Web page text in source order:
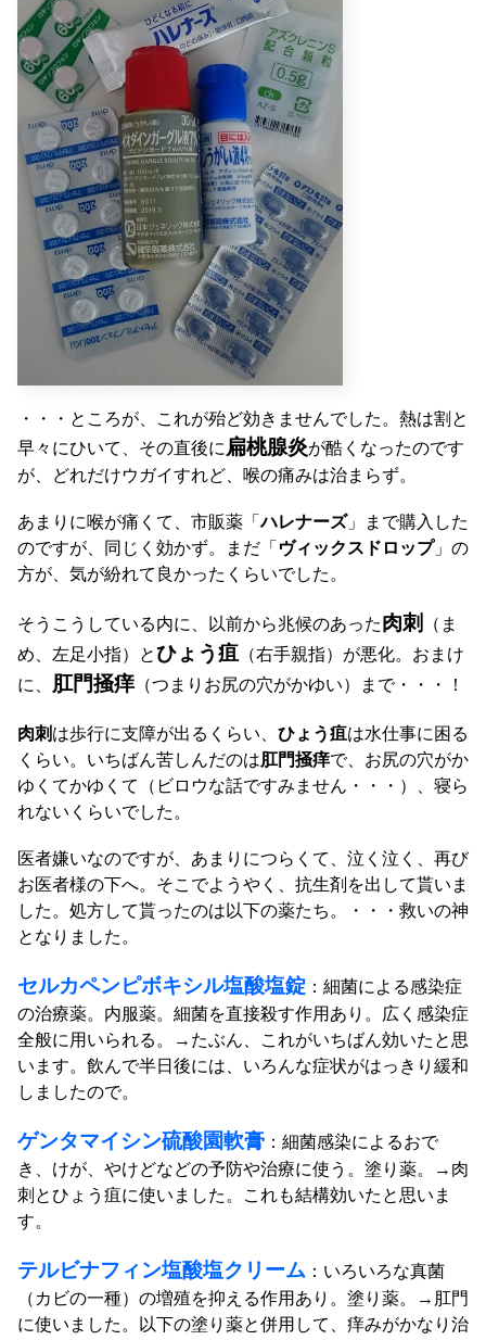
・・・ところが、これが殆ど効きませんでした。熱は割と
早々にひいて、その直後に 扁桃腺炎が酷くなったのです
が、どれだけウガイすれど、喉の痛みは治まらず。
あまりに喉が痛くて、市販薬「ハレナーズ」まで購入した
のですが、同じく効かず。まだ「 ヴィックスドロップ」の
方が、気が紛れて良かったくらいでした。
そうこうしている内に、以前から兆候のあった肉刺
（ま
め、左足小指）とひょう疽 （右手親指）が悪化。おまけ
に、 肛門掻痒（つまりお尻の穴がかゆい）まで・・・！
肉刺 は歩行に支障が出るくらい、 ひょう疽は水仕事に困る
くらい。いちばん苦しんだのは肛門掻痒で、お尻の穴がか
ゆくてかゆくて（ビロウな話ですみません・・・）、寝ら
れないくらいでした。
医者嫌いなのですが、あまりにつらくて、泣く泣く、再び
お医者様の下へ。そこでようやく、抗生剤を出して貰いま
した。処方して貰ったのは以下の薬たち。・・・救いの神
となりました。
セルカペンピボキシル塩酸塩錠 ：細菌による感染症
の治療薬。内服薬。細菌を直接殺す作用あり。広く感染症
全般に用いられる。→たぶん、これがいちばん効いたと思
います。飲んで半日後には、いろんな症状がはっきり緩和
しましたので。
ゲンタマイシン硫酸園軟膏 ：細菌感染によるおで
き、けが、やけどなどの予防や治療に使う。塗り薬。→肉
刺とひょう疽に使いました。これも結構効いたと思いま
す。
テルビナフィン塩酸塩クリーム ：いろいろな真菌
（カビの一種）の増殖を抑える作用あり。塗り薬。→肛門
に使いました。以下の塗り薬と併用して、痒みがかなり治